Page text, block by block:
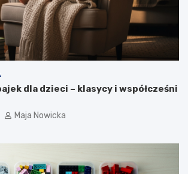
dla dzieci – klasycy i współcześni
Maja Nowicka